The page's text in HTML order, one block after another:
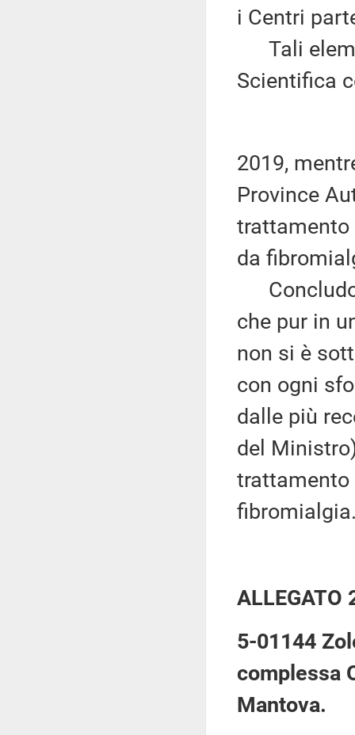
i Centri
Tali
Scientifica
2019,
Province
da
che pur in
non si è
con ogni
dalle più
del
trattamento
ALLEGATO
5-01144
complessa
Mantova.